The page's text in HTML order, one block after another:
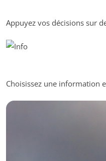
Appuyez vos décisions sur
Choisissez une information